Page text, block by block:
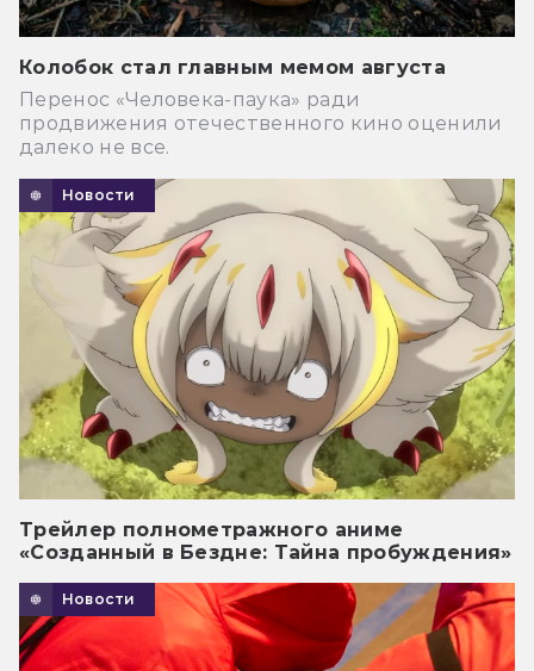
Колобок стал главным мемом августа
Перенос «Человека-паука» ради
продвижения отечественного кино оценили
далеко не все.
Новости
Трейлер полнометражного аниме
«Созданный в Бездне: Тайна пробуждения»
Новости